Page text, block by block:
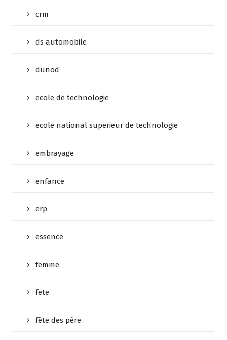
crm
ds automobile
dunod
ecole de technologie
ecole national superieur de technologie
embrayage
enfance
erp
essence
femme
fete
fête des père